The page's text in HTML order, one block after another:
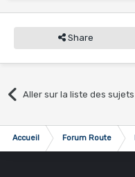
Share
Aller sur la liste des sujets
Accueil Forum Route